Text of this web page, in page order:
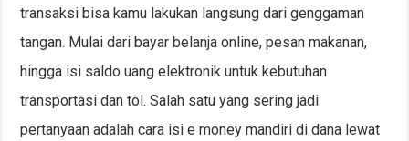
transaksi bisa kamu lakukan langsung dari genggaman
tangan. Mulai dari bayar belanja online, pesan makanan,
hingga isi saldo uang elektronik untuk kebutuhan
transportasi dan tol. Salah satu yang sering jadi
pertanyaan adalah cara isi e money mandiri di dana lewat